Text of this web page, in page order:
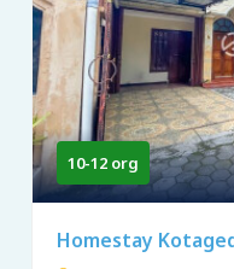
10-12 org
Homestay